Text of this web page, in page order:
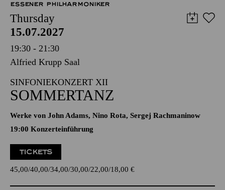
ESSENER PHILHARMONIKER
Thursday
15.07.2027
19:30 - 21:30
Alfried Krupp Saal
SINFONIEKONZERT XII
SOMMERTANZ
Werke von John Adams, Nino Rota, Sergej Rachmaninow
19:00 Konzerteinführung
TICKETS
45,00 40,00 34,00 30,00 22,00 18,00 €